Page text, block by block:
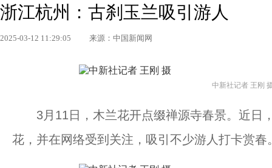
浙江杭州：古刹玉兰吸引游人
2025-03-12 11:29:05 来源：中国新闻网
中新社记者 王刚
3月11日，木兰花开点缀禅源寺春景。近日
花，并在网络受到关注，吸引不少游人打卡赏春